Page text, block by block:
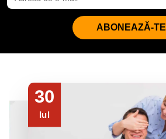
ABONEAZĂ-TE
30
Iul